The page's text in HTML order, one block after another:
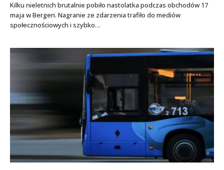
Kilku nieletnich brutalnie pobiło nastolatka podczas obchodów 17
maja w Bergen. Nagranie ze zdarzenia trafiło do mediów
społecznościowych i szybko…